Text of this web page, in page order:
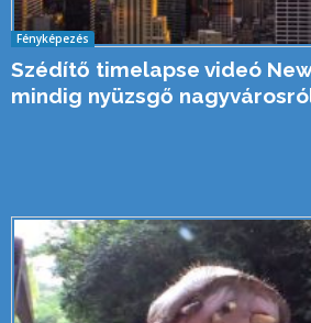
Fényképezés
Szédítő timelapse videó
mindig nyüzsgő